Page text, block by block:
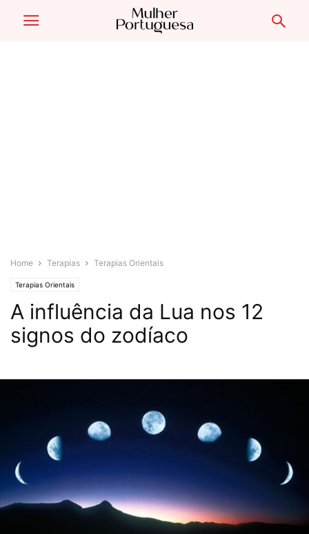
Home Terapias Terapias Orientais
Terapias Orientais
A influência da Lua nos 12
signos do zodíaco